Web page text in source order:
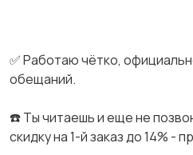
✅ Работаю чётко,
обещаний.
☎️ Ты читаешь и еще не
скидку на 1-й заказ до 14% -